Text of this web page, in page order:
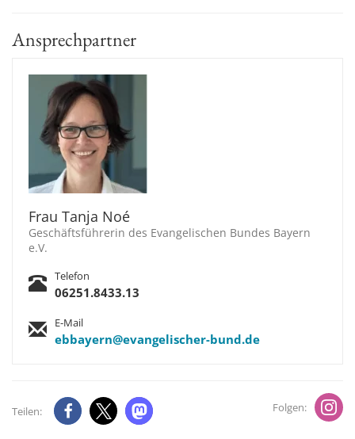
Ansprechpartner
Frau Tanja Noé
Geschäftsführerin des Evangelischen Bundes Bayern
e.V.
Telefon
06251.8433.13
E-Mail
ebbayern@evangelischer-bund.de
Teilen: Folgen: